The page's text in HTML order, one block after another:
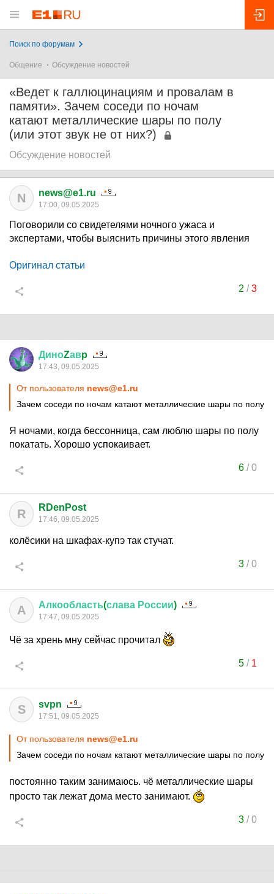
Поиск по форумам
Общение Обсуждение новостей
«Ведет к галлюцинациям и провалам в
памяти». Зачем соседи по ночам
катают металлические шары по полу
(или этот звук не от них?)
Обсуждение новостей
N news@e1.ru
17:00, 09.05.2025
Поговорили со свидетелями ночного ужаса и
экспертами, чтобы выяснить причины этого явления
Оригинал статьи
2 /3
ДиноZавp
17:43, 09.05.2025
От пользователя news@e1.ru
Зачем соседи по ночам катают металлические шары по полу
Я ночами, когда бессонница, сам люблю шары по полу
покатать. Хорошо успокаивает.
6/0
R RDenPost
17:46, 09.05.2025
колёсики на шкафах-купэ так стучат.
3/0
А Алкообласть(слава России)
17:47, 09.05.2025
Чё за хрень мну сейчас прочитал
5/ 1
S svpn
17:51, 09.05.2025
От пользователя news@e1.ru
Зачем соседи по ночам катают металлические шары по полу
постоянно таким занимаюсь. чё металлические шары
просто так лежат дома место занимают.
3/0